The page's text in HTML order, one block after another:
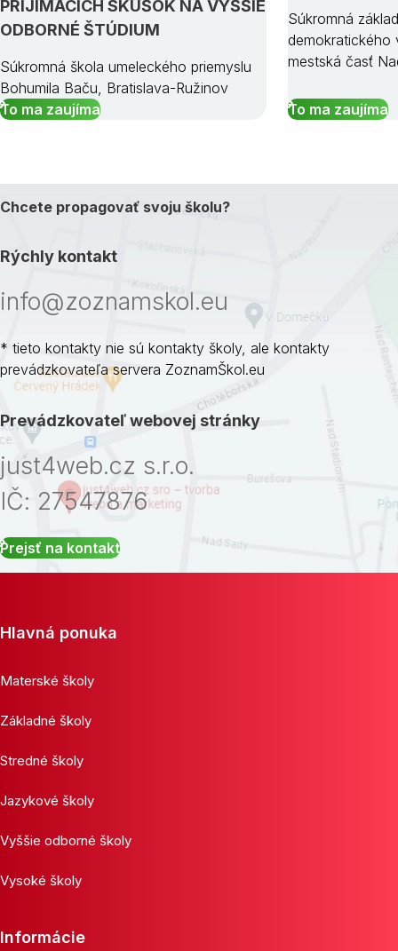
PRIJÍMACÍCH SKÚŠOK NA VYŠŠIE
ODBORNÉ ŠTÚDIUM
Súkromná škola umeleckého priemyslu
Bohumila Baču, Bratislava-Ružinov
To ma zaujíma
Súkromná
demokratického
mestská časť
To ma zaujíma
Chcete propagovať svoju školu?
Rýchly kontakt
info@zoznamskol.eu
* tieto kontakty nie sú kontakty školy, ale kontakty
prevádzkovateľa servera ZoznamŠkol.eu
Prevádzkovateľ webovej stránky
just4web.cz s.r.o.
IČ: 27547876
Prejsť na kontakt
Hlavná ponuka
Materské školy
Základné školy
Stredné školy
Jazykové školy
Vyššie odborné školy
Vysoké školy
Informácie